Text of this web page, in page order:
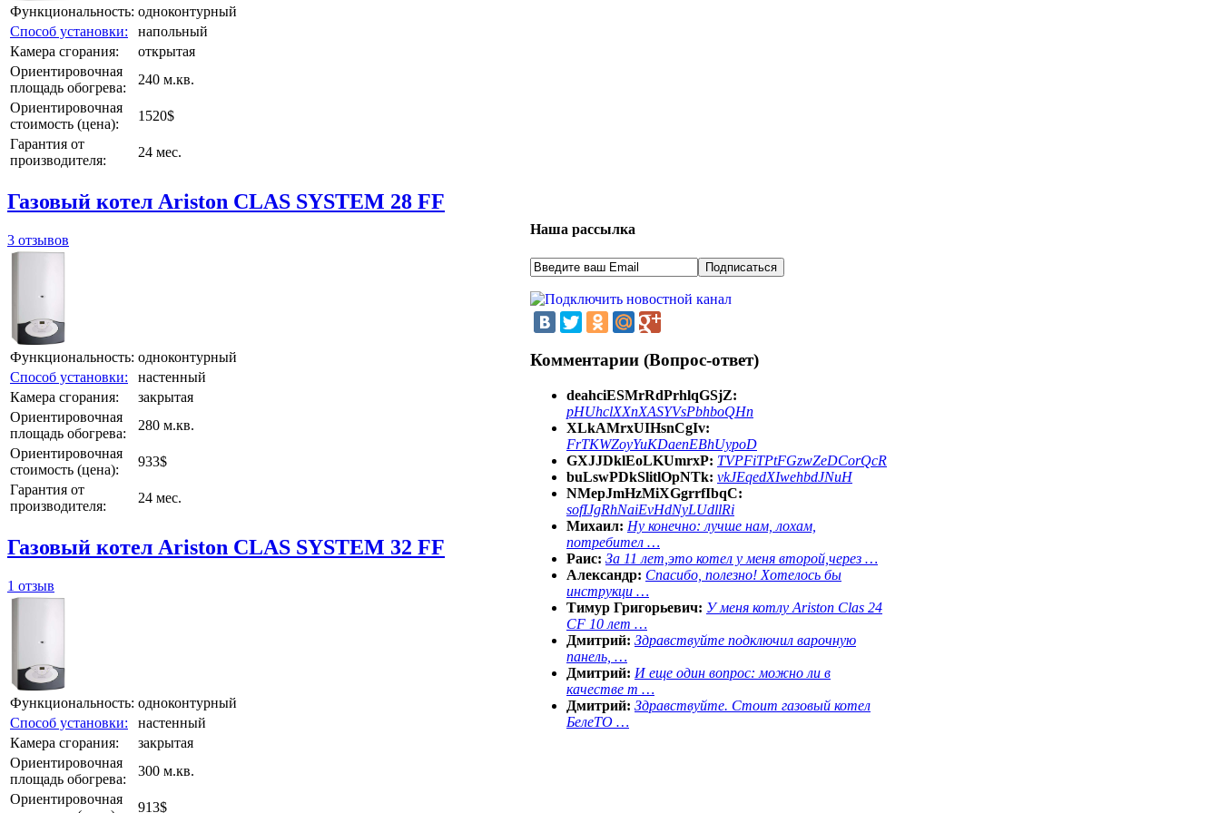
Функциональность: одноконтурный
Способ установки:
напольный
Камера сгорания:
открытая
Ориентировочная
площадь обогрева:
240 м.кв.
Ориентировочная
стоимость (цена):
1520$
Гарантия от
производителя:
24 мес.
Газовый котел Ariston CLAS SYSTEM 28 FF
3 отзывов
Функциональность: одноконтурный
Способ установки:
настенный
Камера сгорания:
закрытая
Ориентировочная
площадь обогрева:
280 м.кв.
Ориентировочная
стоимость (цена):
933$
Гарантия от
производителя:
24 мес.
Газовый котел Ariston CLAS SYSTEM 32 FF
1 отзыв
Функциональность: одноконтурный
Способ установки:
настенный
Камера сгорания:
закрытая
Ориентировочная
площадь обогрева:
300 м.кв.
Ориентировочная
913$
Наша рассылка
Комментарии (Вопрос-ответ)
deahciESMrRdPrhlqGSjZ:
pHUhclXXnXASYVsPbhboQHn
XLkAMrxUIHsnCgIv:
FrTKWZoyYuKDaenEBhUypoD
GXJJDklEoLKUmrxP: TVPFiTPtFGzwZeDCorQcR
buLswPDkSlitlOpNTk: vkJEqedXIwehbdJNuH
NMepJmHzMiXGgrrfIbqC:
sofIJgRhNaiEvHdNyLUdllRi
Михаил: Ну конечно: лучше нам, лохам,
потребител …
Раис: За 11 лет,это котел у меня второй,через …
Александр: Спасибо, полезно! Хотелось бы
инструкци …
Тимур Григорьевич: У меня котлу Ariston Clas 24
CF 10 лет …
Дмитрий: Здравствуйте подключил варочную
панель, …
Дмитрий: И еще один вопрос: можно ли в
качестве т …
Дмитрий: Здравствуйте. Стоит газовый котел
БелеТО …